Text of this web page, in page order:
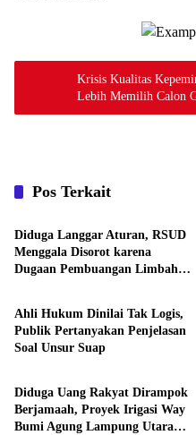
Krisis Kualitas
Lebih Memilih Calon
Memperhatikan
Pos Terkait
Hukum
Diduga Langgar Aturan, RSUD
Menggala Disorot karena
Dugaan Pembuangan Limbah
Hukum
Ahli Hukum Dinilai Tak Logis,
Publik Pertanyakan Penjelasan
Soal Unsur Suap
Daerah
Diduga Uang Rakyat Dirampok
Berjamaah, Proyek Irigasi Way
Bumi Agung Lampung Utara